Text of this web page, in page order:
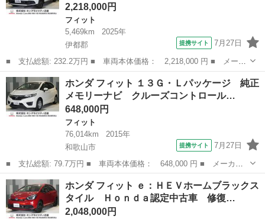
2,218,000円
フィット
5,469km
2025年
伊都郡
提携サイト 7月27日
■ 支払総額: 232.2万円 ■ 車両本体価格： 2,218,000 円 ■ メーカ
ー名： ホンダ ■ 車種名： フィット ■ グレード名： ｅ：ＨＥ
Ｖホームブラックスタイル 当社デモカー 純正メモリーナビ ホン
ダセンシ...
和歌山 伊都郡 フィット
ホンダ フィット １３Ｇ・Ｌパッケージ 純正
メモリーナビ クルーズコントロール…
648,000円
フィット
76,014km
2015年
和歌山市
提携サイト 7月27日
■ 支払総額: 79.7万円 ■ 車両本体価格： 648,000 円 ■ メーカー
名： ホンダ ■ 車種名： フィット ■ グレード名： １３Ｇ・Ｌ
パッケージ 純正メモリーナビ クルーズコントロール ＬＥＤヘッ
ドライト Ｅ...
和歌山 和歌山市 フィット
ホンダ フィット ｅ：ＨＥＶホームブラックス
タイル Ｈｏｎｄａ認定中古車 修復…
2,048,000円